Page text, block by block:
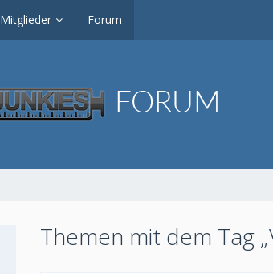
Mitglieder Forum
Themen mit dem Tag